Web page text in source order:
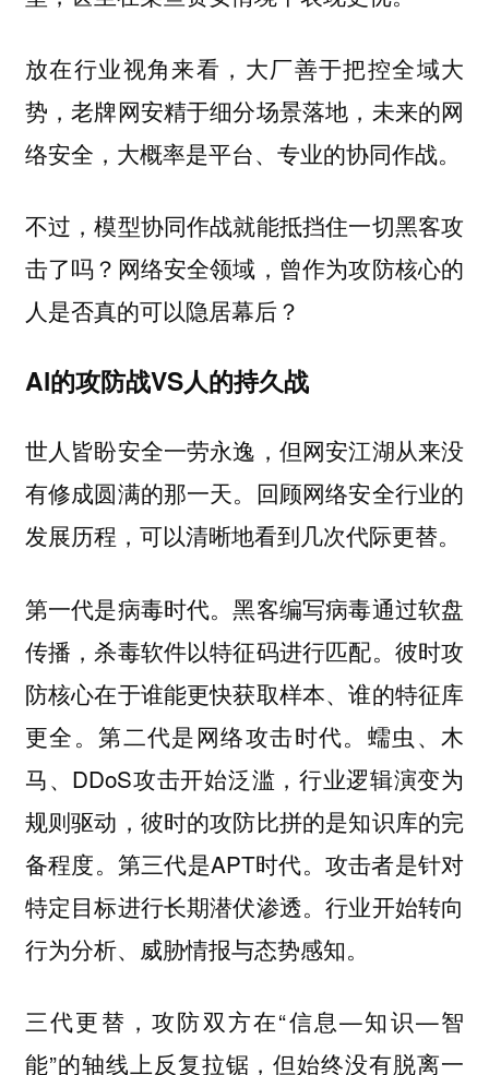
放在行业视角来看，大厂善于把控全域大
势，老牌网安精于细分场景落地，未来的网
络安全，大概率是平台、专业的协同作战。
不过，模型协同作战就能抵挡住一切黑客攻
击了吗？网络安全领域，曾作为攻防核心的
人是否真的可以隐居幕后？
Al的攻防战VS人的持久战
世人皆盼安全一劳永逸，但网安江湖从来没
有修成圆满的那一天。回顾网络安全行业的
发展历程，可以清晰地看到几次代际更替。
第一代是病毒时代。黑客编写病毒通过软盘
传播，杀毒软件以特征码进行匹配。彼时攻
防核心在于谁能更快获取样本、谁的特征库
更全。第二代是网络攻击时代。蠕虫、木
马、DDoS攻击开始泛滥，行业逻辑演变为
规则驱动，彼时的攻防比拼的是知识库的完
备程度。第三代是APT时代。攻击者是针对
特定目标进行长期潜伏渗透。行业开始转向
行为分析、威胁情报与态势感知。
三代更替，攻防双方在“信息—知识—智
能”的轴线上反复拉锯，但始终没有脱离一